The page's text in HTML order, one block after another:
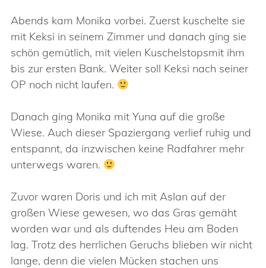
Abends kam Monika vorbei. Zuerst kuschelte sie
mit Keksi in seinem Zimmer und danach ging sie
schön gemütlich, mit vielen Kuschelstopsmit ihm
bis zur ersten Bank. Weiter soll Keksi nach seiner
OP noch nicht laufen.
Danach ging Monika mit Yuna auf die große
Wiese. Auch dieser Spaziergang verlief ruhig und
entspannt, da inzwischen keine Radfahrer mehr
unterwegs waren.
Zuvor waren Doris und ich mit Aslan auf der
großen Wiese gewesen, wo das Gras gemäht
worden war und als duftendes Heu am Boden
lag. Trotz des herrlichen Geruchs blieben wir nicht
lange, denn die vielen Mücken stachen uns